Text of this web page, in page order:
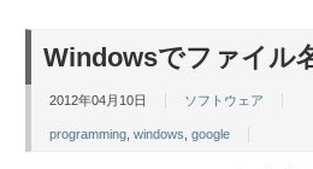
Windowsでファイル
2012年04月10日 ソフトウェア
programming windows google